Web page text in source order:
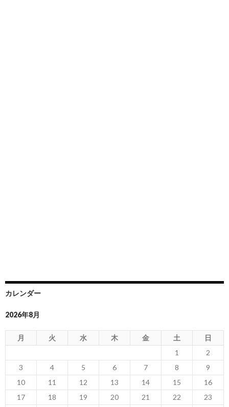
カレンダー
2026年8月
月 火 水 木 金 土
日
1
2
3
4 5 6 7 8
9
10
11 12 13 14 15
16
17
18 19 20 21 22
23